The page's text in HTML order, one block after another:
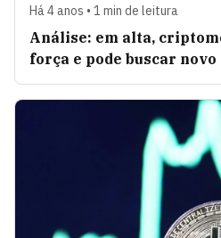
Há 4 anos • 1 min de leitura
Análise: em alta,
força e pode buscar